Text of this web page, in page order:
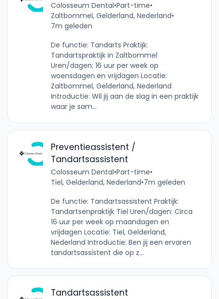
Colosseum Dental•Part-time•
Zaltbommel, Gelderland, Nederland•
7m geleden
De functie: Tandarts Praktijk:
Tandartspraktijk in Zaltbommel
Uren/dagen: 16 uur per week op
woensdagen en vrijdagen Locatie:
Zaltbommel, Gelderland, Nederland
Introductie: Wil jij aan de slag in een praktijk
waar je sam...
Preventieassistent /
Tandartsassistent
Colosseum Dental•Part-time•
Tiel, Gelderland, Nederland•7m geleden
De functie: Tandartsassistent Praktijk:
Tandartsenpraktijk Tiel Uren/dagen: Circa
16 uur per week op maandagen en
vrijdagen Locatie: Tiel, Gelderland,
Nederland Introductie: Ben jij een ervaren
tandartsassistent die op z...
Tandartsassistent